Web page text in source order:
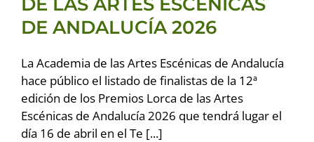
DE ANDALUCÍA 2026
La Academia de las Artes Escénicas de Andalucía
hace público el listado de finalistas de la 12ª
edición de los Premios Lorca de las Artes
Escénicas de Andalucía 2026 que tendrá lugar el
día 16 de abril en el Te [...]